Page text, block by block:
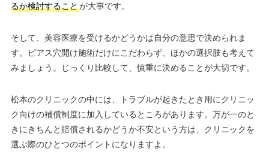
るか検討することが大事です。
そして、美容医療を受けるかどうかは自分の意思で決められま
す。ピアス穴開け施術だけにこだわらず、ほかの選択肢も考えて
みましょう。じっくり比較して、慎重に決めることが大切です。
松本のクリニックの中には、トラブルが起きたとき用にクリニッ
ク向けの補償制度に加入しているところがあります。万が一のと
きにきちんと賠償されるかどうか不安という方は、クリニックを
選ぶ際のひとつのポイントになりますよ。